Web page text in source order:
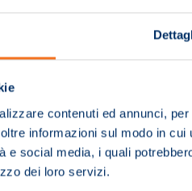
contenuti ed annunci,
informazioni sul modo in
e social media, i quali
dei loro servizi.